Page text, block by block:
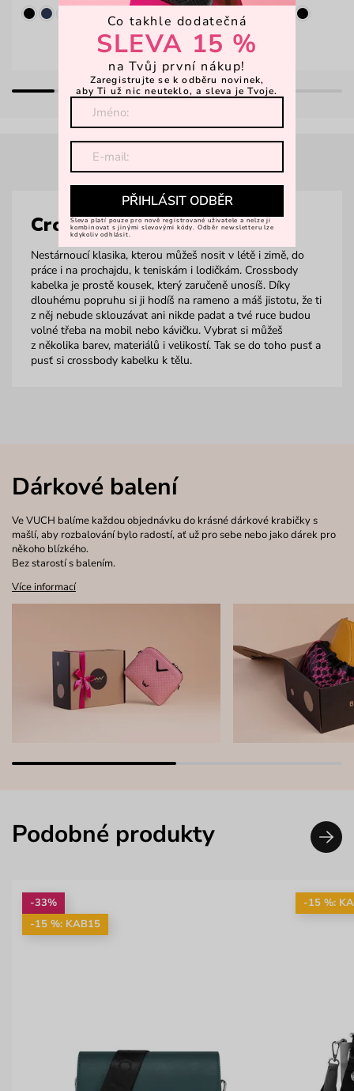
Crossbody
Nestárnoucí klasika, kterou můžeš nosit v létě i zimě, do
práce i na prochajdu, k teniskám i lodičkám. Crossbody
kabelka je prostě kousek, který zaručeně unosíš. Díky
dlouhému popruhu si ji hodíš na rameno a máš jistotu, že ti
z něj nebude sklouzávat ani nikde padat a tvé ruce budou
volné třeba na mobil nebo kávičku. Vybrat si můžeš
z několika barev, materiálů i velikostí. Tak se do toho pusť a
pusť si crossbody kabelku k tělu.
Dárkové balení
Ve VUCH balíme každou objednávku do krásné dárkové krabičky s
mašlí, aby rozbalování bylo radostí, ať už pro sebe nebo jako dárek pro
někoho blízkého.
Bez starostí s balením.
Více informací
Podobné produkty
-33%
-15 %: KAB15
-15 %:
Co takhle dodatečná
SLEVA 15 %
na Tvůj první nákup!
Zaregistrujte se k odběru novinek,
aby Ti už nic neuteklo, a sleva je Tvoje.
PŘIHLÁSIT ODBĚR
Sleva platí pouze pro nově registrované uživatele a nelze ji
kombinovat s jinými slevovými kódy. Odběr newsletteru lze
kdykoliv odhlásit.